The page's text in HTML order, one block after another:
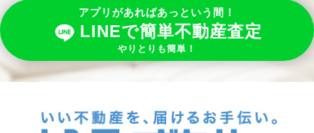
アプリがあればあっという間！
LINEで簡単不動産査定
やりとりも簡単！